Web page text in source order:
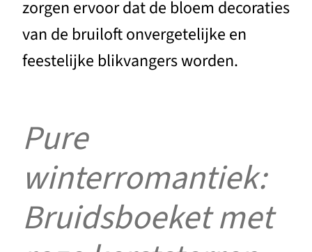
zorgen ervoor dat de bloem decoraties
van de bruiloft onvergetelijke en
feestelijke blikvangers worden.
Pure
winterromantiek:
Bruidsboeket met